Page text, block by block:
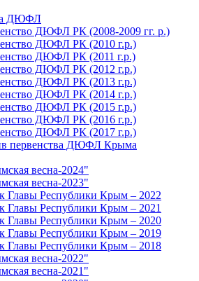
ДЮФЛ
ДЮФЛ РК (2008-2009 гг. р.)
ДЮФЛ РК (2010 г.р.)
ДЮФЛ РК (2011 г.р.)
ДЮФЛ РК (2012 г.р.)
ДЮФЛ РК (2013 г.р.)
ДЮФЛ РК (2014 г.р.)
ДЮФЛ РК (2015 г.р.)
ДЮФЛ РК (2016 г.р.)
ДЮФЛ РК (2017 г.р.)
первенства ДЮФЛ Крыма
весна-2024"
весна-2023"
Главы Республики Крым – 2022
Главы Республики Крым – 2021
Главы Республики Крым – 2020
Главы Республики Крым – 2019
Главы Республики Крым – 2018
весна-2022"
весна-2021"